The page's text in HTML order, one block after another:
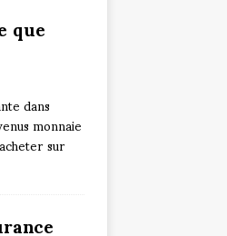
que
dans
monnaie
sur